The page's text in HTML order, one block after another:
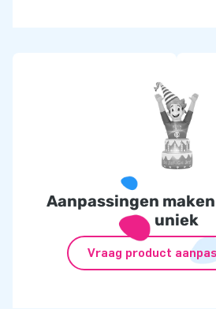
Aanpassingen
uniek
Vraag product